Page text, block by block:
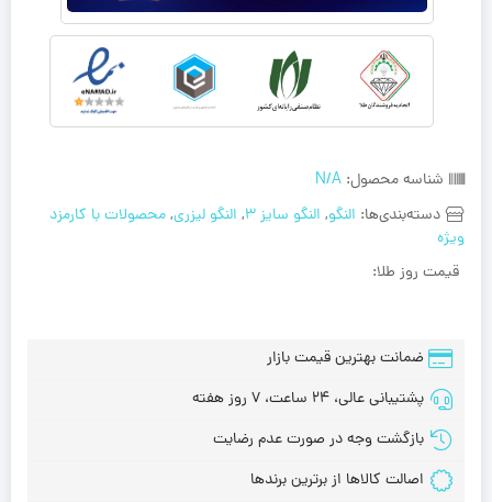
شناسه محصول: N/A
دسته‌بندی‌ها: النگو, النگو سایز 3 , النگو لیزری,محصولات با کارمزد
ویژه
قیمت روز طلا:
ضمانت بهترین قیمت بازار
پشتیبانی عالی، 24 ساعت، 7 روز هفته
بازگشت وجه در صورت عدم رضایت
اصالت کالاها از برترین برندها